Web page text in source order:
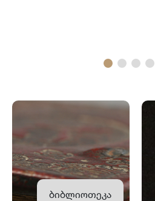
ბიბლიოთეკა